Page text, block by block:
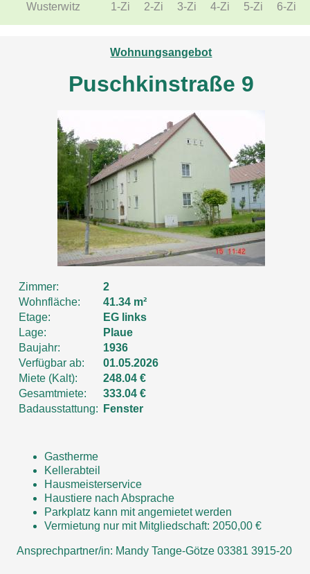
Wusterwitz
1-Zi 2-Zi 3-Zi 4-Zi 5-Zi 6-Zi
Wohnungsangebot
Puschkinstraße 9
Zimmer:
2
Wohnfläche:
41.34 m²
Etage:
EG links
Lage:
Plaue
Baujahr:
1936
Verfügbar ab:
01.05.2026
Miete (Kalt):
248.04 €
Gesamtmiete:
333.04 €
Badausstattung:
Fenster
Gastherme
Kellerabteil
Hausmeisterservice
Haustiere nach Absprache
Parkplatz kann mit angemietet werden
Vermietung nur mit Mitgliedschaft: 2050,00 €
Ansprechpartner/in: Mandy Tange-Götze 03381 3915-20